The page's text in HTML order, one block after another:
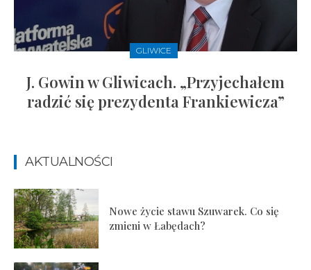
GLIWICE
J. Gowin w Gliwicach. „Przyjechałem
radzić się prezydenta Frankiewicza”
AKTUALNOŚCI
Nowe życie stawu Szuwarek. Co się
zmieni w Łabędach?